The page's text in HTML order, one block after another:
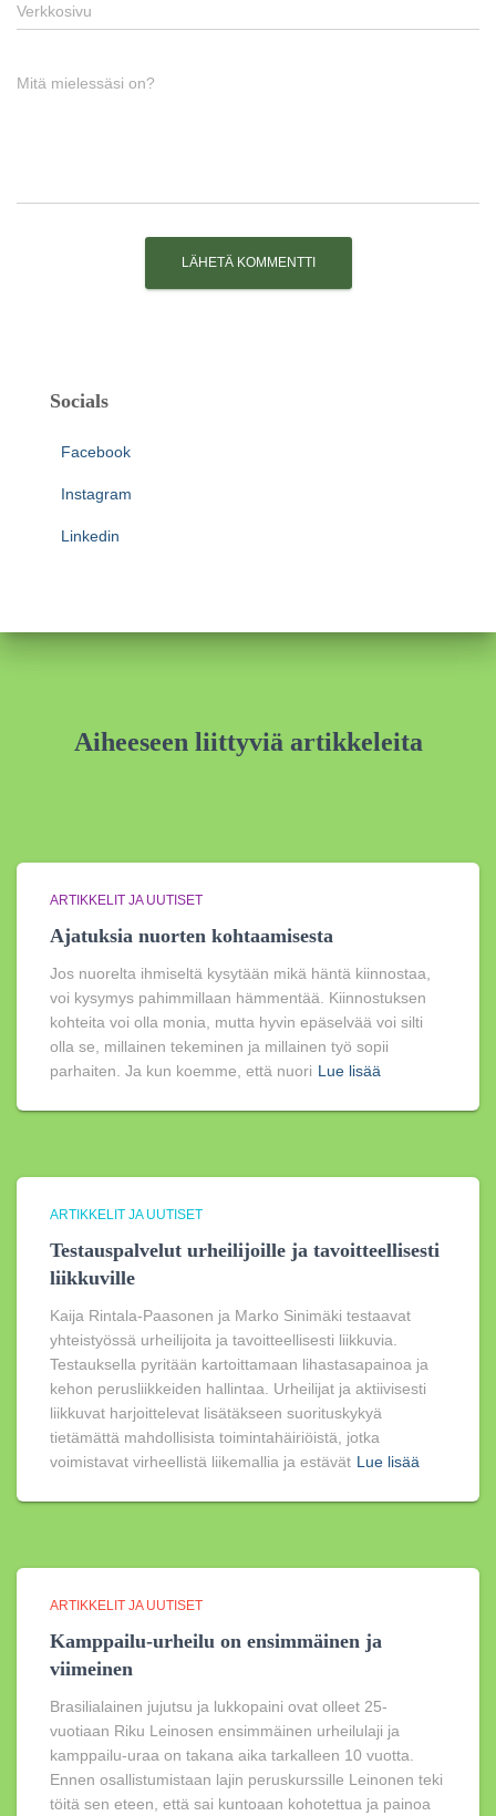
Verkkosivu
Mitä mielessäsi on?
Socials
Facebook
Instagram
Linkedin
Aiheeseen liittyviä artikkeleita
ARTIKKELIT JA UUTISET
Ajatuksia nuorten kohtaamisesta
Jos nuorelta ihmiseltä kysytään mikä häntä kiinnostaa,
voi kysymys pahimmillaan hämmentää. Kiinnostuksen
kohteita voi olla monia, mutta hyvin epäselvää voi silti
olla se, millainen tekeminen ja millainen työ sopii
parhaiten. Ja kun koemme, että nuori Lue lisää
ARTIKKELIT JA UUTISET
Testauspalvelut urheilijoille ja tavoitteellisesti
liikkuville
Kaija Rintala-Paasonen ja Marko Sinimäki testaavat
yhteistyössä urheilijoita ja tavoitteellisesti liikkuvia.
Testauksella pyritään kartoittamaan lihastasapainoa ja
kehon perusliikkeiden hallintaa. Urheilijat ja aktiivisesti
liikkuvat harjoittelevat lisätäkseen suorituskykyä
tietämättä mahdollisista toimintahäiriöistä, jotka
voimistavat virheellistä liikemallia ja estävät Lue lisää
ARTIKKELIT JA UUTISET
Kamppailu-urheilu on ensimmäinen ja
viimeinen
Brasilialainen jujutsu ja lukkopaini ovat olleet 25-
vuotiaan Riku Leinosen ensimmäinen urheilulaji ja
kamppailu-uraa on takana aika tarkalleen 10 vuotta.
Ennen osallistumistaan lajin peruskurssille Leinonen teki
töitä sen eteen, että sai kuntoaan kohotettua ja painoa